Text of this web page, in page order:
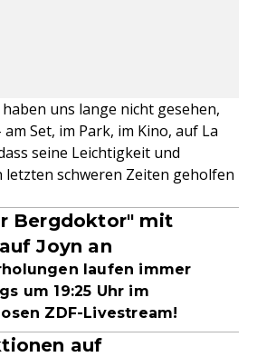
uns lange nicht gesehen,
Set, im Park, im Kino, auf La
seine Leichtigkeit und
letzten schweren Zeiten geholfen
Bergdoktor" mit
Joyn an
laufen immer
um 19:25 Uhr im
ZDF-Livestream!
auf